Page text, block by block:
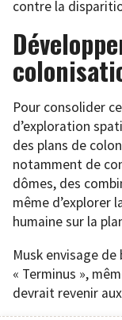
contre la
Pour consolider
d’exploration
des plans de
notamment de
dômes, des
même d’explorer
humaine sur la
Musk envisage
« Terminus »,
devrait revenir